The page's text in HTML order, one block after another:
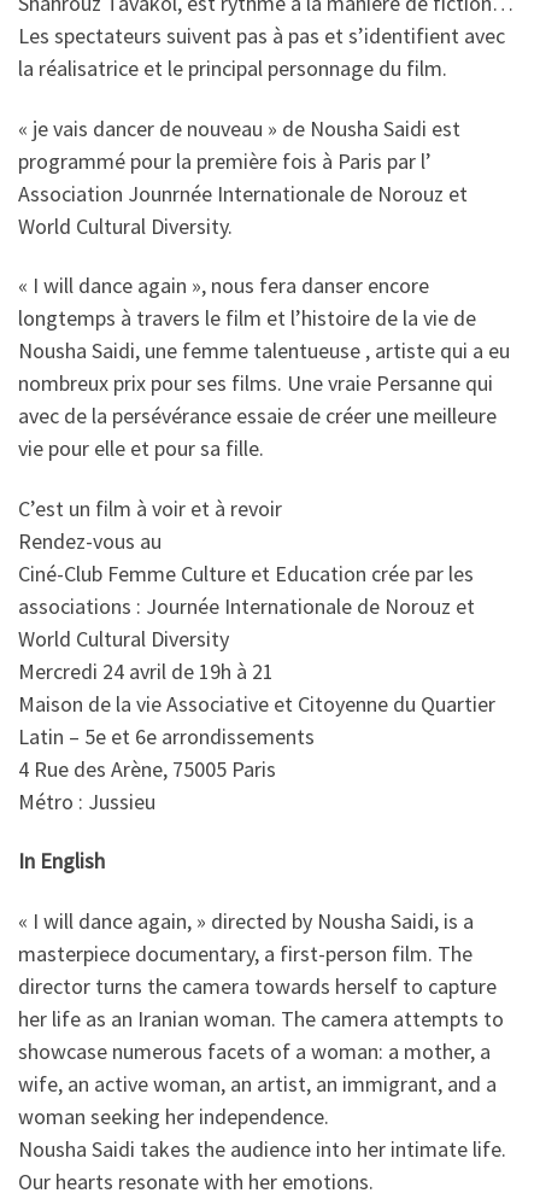
Les spectateurs suivent pas à pas et s’identifient avec
la réalisatrice et le principal personnage du film.
« je vais dancer de nouveau » de Nousha Saidi est
programmé pour la première fois à Paris par l’
Association Jounrnée Internationale de Norouz et
World Cultural Diversity.
« I will dance again », nous fera danser encore
longtemps à travers le film et l’histoire de la vie de
Nousha Saidi, une femme talentueuse , artiste qui a eu
nombreux prix pour ses films. Une vraie Persanne qui
avec de la persévérance essaie de créer une meilleure
vie pour elle et pour sa fille.
C’est un film à voir et à revoir
Rendez-vous au
Ciné-Club Femme Culture et Education crée par les
associations : Journée Internationale de Norouz et
World Cultural Diversity
Mercredi 24 avril de 19h à 21
Maison de la vie Associative et Citoyenne du Quartier
Latin – 5e et 6e arrondissements
4 Rue des Arène, 75005 Paris
Métro : Jussieu
In English
« I will dance again, » directed by Nousha Saidi, is a
masterpiece documentary, a first-person film. The
director turns the camera towards herself to capture
her life as an Iranian woman. The camera attempts to
showcase numerous facets of a woman: a mother, a
wife, an active woman, an artist, an immigrant, and a
woman seeking her independence.
Nousha Saidi takes the audience into her intimate life.
Our hearts resonate with her emotions.